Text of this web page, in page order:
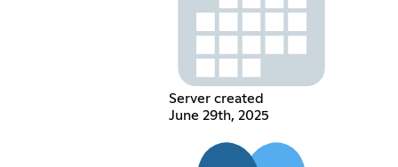
Server created
June 29th, 2025